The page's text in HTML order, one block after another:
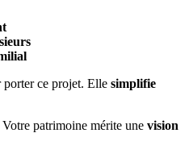
porter ce projet. Elle simplifie
patrimoine mérite une vision